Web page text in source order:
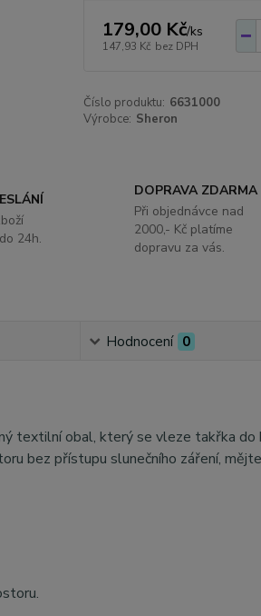
179,00 Kč/ks
147,93 Kč bez DPH
Číslo produktu: 6631000
Výrobce: Sheron
24h.
DOPRAVA ZDARMA
Při objednávce nad
2000,- Kč platíme
dopravu za vás.
Hodnocení 0
textilní obal, který se vleze takřka do
bez přístupu slunečního záření,